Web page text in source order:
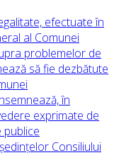
efectuate în
al Comunei
problemelor de
să fie dezbătute
în
exprimate de
publice
Consiliului